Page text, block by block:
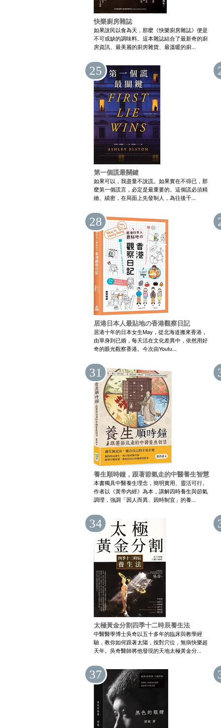
快樂廚房雜誌
如果說民以食為天，那麼《快樂廚房雜誌》便是
不可或缺的調味料。這本雜誌結合了最新奇的廚
房資訊、最美麗的廚房雜貨、最溫暖的廚...
25
第一個謊最關鍵
如果可以，我盡量不說謊。如果實在不得已，那
麼第一個謊言，必定是最重要的。這個謊必須精
緻、縝密，在局面上先發制人，為往後千...
28
居港日本人最貼地の香港觀察日記
居港十年的日本女生May，從北海道搬來香港，
由單身到已婚，每天活在文化差異中，依然用好
奇的眼光觀察香港。今次由Youtu...
31
養生順時鐘，跟著節氣走的中醫養生智慧
本書獨具中醫養生理念，簡明實用、靈活可行。
作者以《黃帝內經》為本，講解四時養生與節氣
調理，強調「因人而異、因時制宜」的養...
34
太極黃金分割四季十二時辰養生法
中醫醫學博士吳奇以五十多年的臨床與教學經
驗，教你如何跟著太陽，按對穴位，無病快樂超
天年。吳奇醫師將他發現的天地太極黃金分...
37